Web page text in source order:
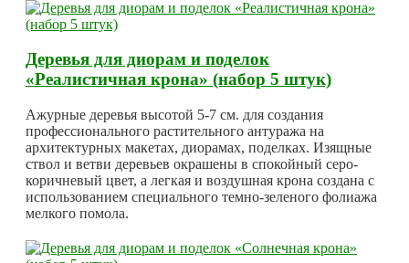
Деревья для диорам и поделок
«Реалистичная крона» (набор 5 штук)
Ажурные деревья высотой 5-7 см. для создания
профессионального растительного антуража на
архитектурных макетах, диорамах, поделках. Изящные
ствол и ветви деревьев окрашены в спокойный серо-
коричневый цвет, а легкая и воздушная крона создана с
использованием специального темно-зеленого фолиажа
мелкого помола.